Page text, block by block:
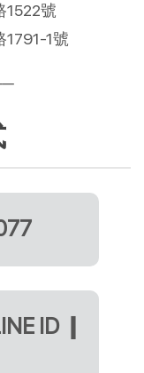
1522號
1號
ID ❙